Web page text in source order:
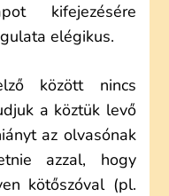
kifejezésére
elégikus.
között nincs
a köztük levő
az olvasónak
azzal, hogy
kötőszóval (pl.